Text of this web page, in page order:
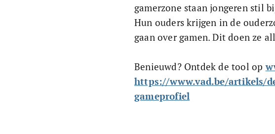
gamerzone staan jongeren stil
Hun ouders krijgen in de
gaan over gamen. Dit doen ze
Benieuwd? Ontdek de tool op
https://www.vad.be/artikels/
gameprofiel